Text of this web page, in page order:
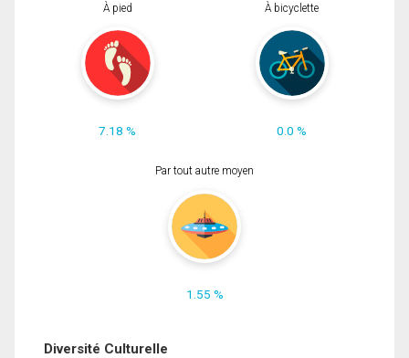
À pied
7.18 %
À bicyclette
0.0 %
Par tout autre moyen
1.55 %
Diversité Culturelle